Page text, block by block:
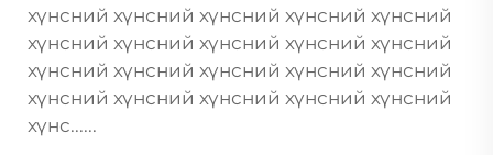
хүнсний хүнсний хүнсний хүнсний хүнсний
хүнсний хүнсний хүнсний хүнсний хүнсний
хүнсний хүнсний хүнсний хүнсний хүнсний
хүнсний хүнсний хүнсний хүнсний хүнсний
хүнс......